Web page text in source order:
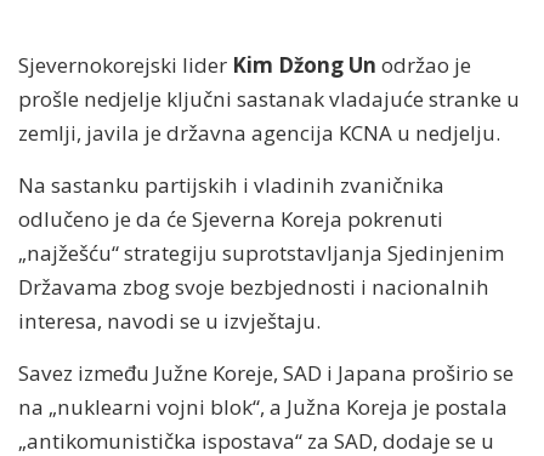
Sjevernokorejski lider Kim Džong Un održao je
prošle nedjelje ključni sastanak vladajuće stranke u
zemlji, javila je državna agencija KCNA u nedjelju.
Na sastanku partijskih i vladinih zvaničnika
odlučeno je da će Sjeverna Koreja pokrenuti
„najžešću“ strategiju suprotstavljanja Sjedinjenim
Državama zbog svoje bezbjednosti i nacionalnih
interesa, navodi se u izvještaju.
Savez između Južne Koreje, SAD i Japana proširio se
na „nuklearni vojni blok“, a Južna Koreja je postala
„antikomunistička ispostava“ za SAD, dodaje se u